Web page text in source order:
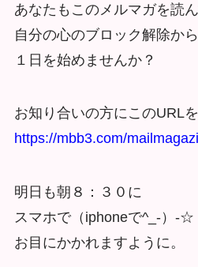
あなたもこのメルマガを読
自分の心のブロック解除から
１日を始めませんか？
お知り合いの方にこのURL
https://mbb3.com/
明日も朝８：３０に
スマホで（iphoneで^_-）-☆
お目にかかれますように。